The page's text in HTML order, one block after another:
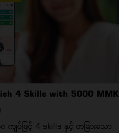
4 Skills with 5000 MMK
ျပ်ဖြင့် 4 skills နှင့် တခြားသော